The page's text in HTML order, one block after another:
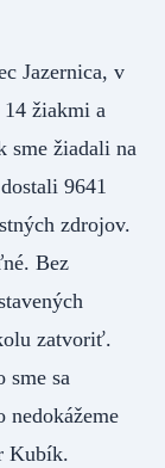
Jazernica, v
14 žiakmi a
sme žiadali na
9641
zdrojov.
Bez
zatvoriť.
sme sa
Kubík.